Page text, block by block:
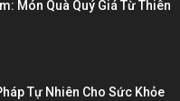
Món Quà Quý Giá Từ Thiên
Tự Nhiên Cho Sức Khỏe